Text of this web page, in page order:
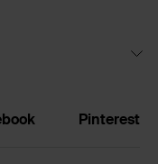
Pinterest